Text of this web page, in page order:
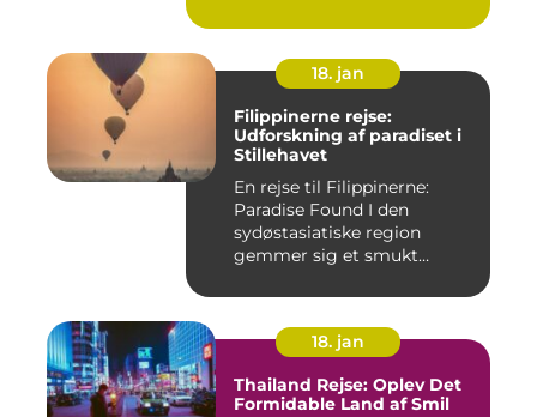
18. jan
Filippinerne rejse:
Udforskning af paradiset i
Stillehavet
En rejse til Filippinerne:
Paradise Found I den
sydøstasiatiske region
gemmer sig et smukt
18. jan
Thailand Rejse: Oplev Det
Formidable Land af Smil